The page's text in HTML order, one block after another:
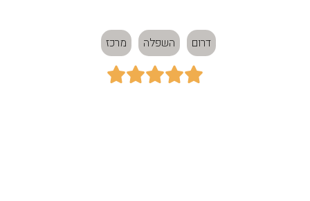
דרום השפלה מרכז




